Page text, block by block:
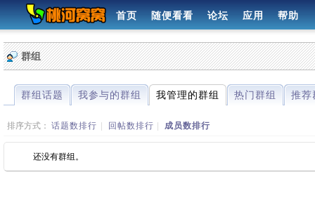
首页 随便看看 论坛 应用 帮助
群组
群组话题 我参与的群组 我管理的群组 热门群组 推荐
排序方式： 话题数排行 回帖数排行 成员数排行
还没有群组。